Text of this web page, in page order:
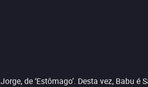
de ‘Estômago’. Desta vez,